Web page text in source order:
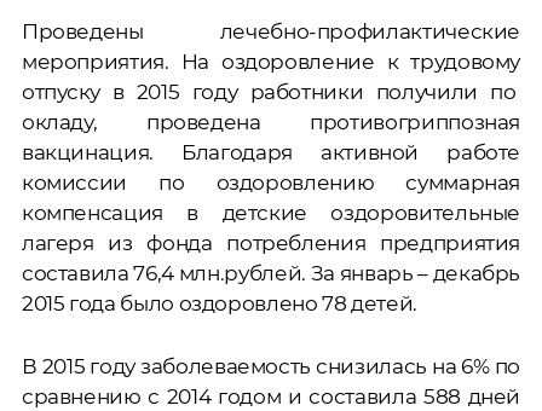
Проведены лечебно-профилактические
мероприятия. На оздоровление к трудовому
отпуску в 2015 году работники получили по
окладу, проведена противогриппозная
вакцинация. Благодаря активной работе
комиссии по оздоровлению суммарная
компенсация в детские оздоровительные
лагеря из фонда потребления предприятия
составила 76,4 млн.рублей. За январь – декабрь
2015 года было оздоровлено 78 детей.
В 2015 году заболеваемость снизилась на 6% по
сравнению с 2014 годом и составила 588 дней